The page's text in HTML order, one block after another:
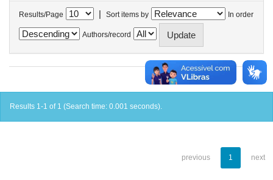
Results/Page | Sort items by In order
Authors/record
Results 1-1 of 1 (Search time: 0.001 seconds).
previous 1 next